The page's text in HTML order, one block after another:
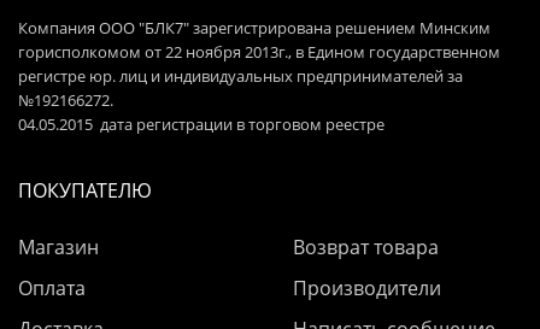
Компания ООО "БЛК7" зарегистрирована решением Минским
горисполкомом от 22 ноября 2013г., в Едином государственном
регистре юр. лиц и индивидуальных предпринимателей за
№192166272.
04.05.2015 дата регистрации в торговом реестре
ПОКУПАТЕЛЮ
Магазин
Оплата
Возврат товара
Производители